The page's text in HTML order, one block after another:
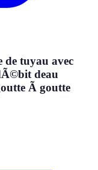
de tuyau avec
deau
Ã goutte